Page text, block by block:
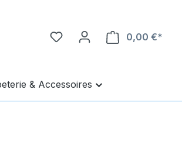
0,00 €*
& Accessoires